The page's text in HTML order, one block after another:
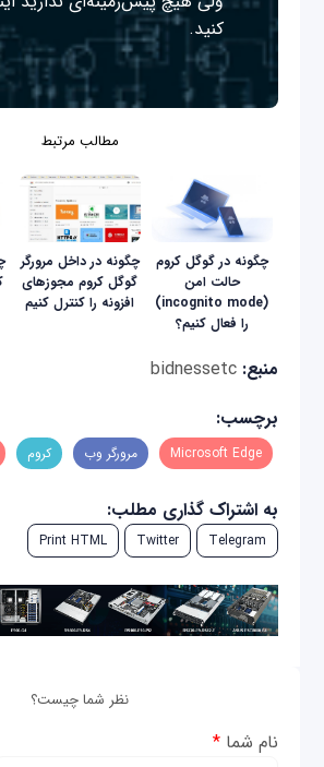
کنید.
مطالب مرتبط
چگونه در گوگل کروم
حالت امن
(incognito mode)
را فعال کنیم؟
چگونه در داخل مرورگر
گوگل کروم مجوزهای
افزونه را کنترل کنیم
منبع:bidnessetc
برچسب:
Microsoft Edge مرورگر وب کروم
به اشتراک گذاری مطلب:
Telegram
Twitter
Print HTML
نظر شما چیست؟
نام شما*